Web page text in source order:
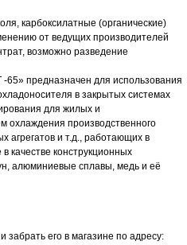
карбоксилатные (органические)
от ведущих производителей
возможно разведение
65» предназначен для использования
в закрытых системах
для жилых и
охлаждения производственного
агрегатов и т.д., работающих в
качестве конструкционных
алюминиевые сплавы, медь и её
его в магазине по адресу: